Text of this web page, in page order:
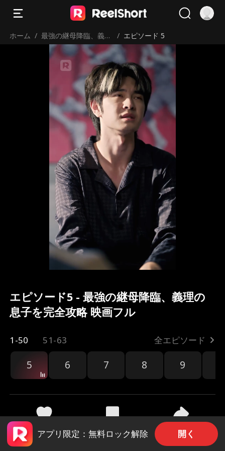
ホーム / 最強の継母降臨、義理
の息子を完全攻略
/ エピソード 5
エピソード5 - 最強の継母降臨、義理の
息子を完全攻略 映画フル
1-50 51-63 全エピソード
5 6 7 8 9
139 2.4k 共有
アプリ限定：無料ロック解除 開く